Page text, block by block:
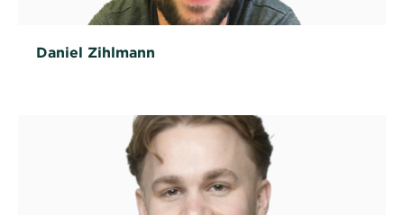
Daniel Zihlmann